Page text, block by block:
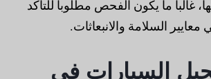
غالباً ما يكون الفحص مطلوباً للتأكد
السلامة والانبعاثات.
السيارات في